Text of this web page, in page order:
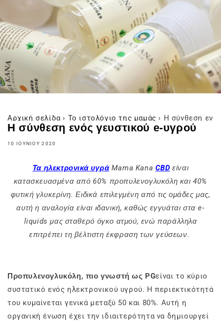
Αρχική σελίδα › Το ιστολόγιο της μαμάς › Η σύνθεση
Η σύνθεση ενός γευστικού e-υγρού
10 ΙΟΥΝΊΟΥ 2020
Τα ηλεκτρονικά υγράMama Kana CBD είναι
κατασκευασμένα από 60% προπυλενογλυκόλη και 40%
φυτική γλυκερίνη. Ειδικά επιλεγμένη από τις ομάδες μας,
αυτή η αναλογία είναι ιδανική, καθώς εγγυάται στα e-
liquids μας σταθερό όγκο ατμού, ενώ παράλληλα
επιτρέπει τη βέλτιστη έκφραση των γεύσεων.
Προπυλενογλυκόλη, πιο γνωστή ως PGείναι το κύριο
συστατικό ενός ηλεκτρονικού υγρού. Η περιεκτικότητά
του κυμαίνεται γενικά μεταξύ 50 και 80%. Αυτή η
οργανική ένωση έχει την ιδιαιτερότητα να δημιουργεί